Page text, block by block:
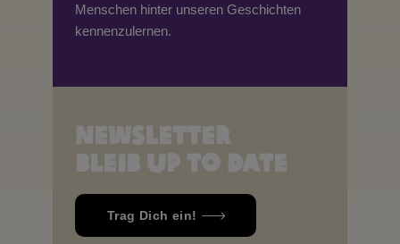
Menschen hinter unseren Geschichten
kennenzulernen.
Newsletter
Bleib up to date
Trag Dich ein!